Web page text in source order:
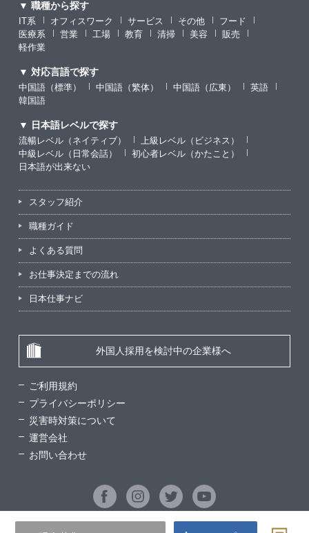
▼ 職種から探す
IT系 オフィスワーク サービス その他
フード
医療系
営業 工場 教育 清掃 美容
販売
軽作業
▼ 対応言語で探す
中国語（標準） 中国語（繁体） 中国語（広東）
英語
韓国語
▼ 日本語レベルで探す
流暢レベル（ネイティブ）
上級レベル（ビジネス）
中級レベル（日常会話）
初心者レベル（かたこと）
日本語が出来ない
スタッフ紹介
職種ガイド
よくある質問
お仕事決定までの流れ
日本仕事ナビ
外国人採用を検討中の企業様へ
ご利用規約
プライバシーポリシー
災害時対策について
運営会社
お問い合わせ